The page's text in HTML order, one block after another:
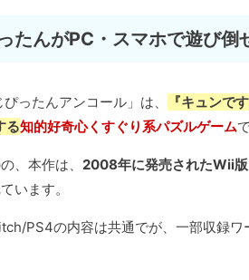
たんがPC・スマホで遊び倒
ったんアンコール」は、
『キュンで
る知的好奇心くすぐり系パズルゲーム
、本作は、 2008年に発売されたWii版
います。
PS4の内容は共通でが、一部収録